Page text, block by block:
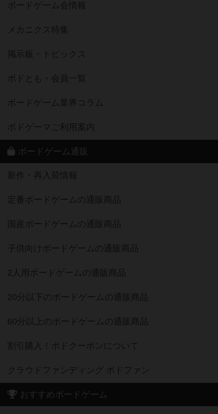
ボードゲーム会情報
メカニクス特集
掲示板・トピックス
ボドとも・会員一覧
ボードゲーム業界コラム
ボドゲーマご利用案内
ボードゲーム通販
新作・再入荷情報
定番ボードゲームの通販商品
国産ボードゲームの通販商品
子供向けボードゲームの通販商品
2人用ボードゲームの通販商品
20分以下のボードゲームの通販商品
60分以上のボードゲームの通販商品
割引購入！ボドクーポンについて
クラウドファンディング ボドファン
おすすめボードゲーム